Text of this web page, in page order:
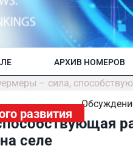
АРХИВ НОМЕРОВ
– сила,
развития
селе